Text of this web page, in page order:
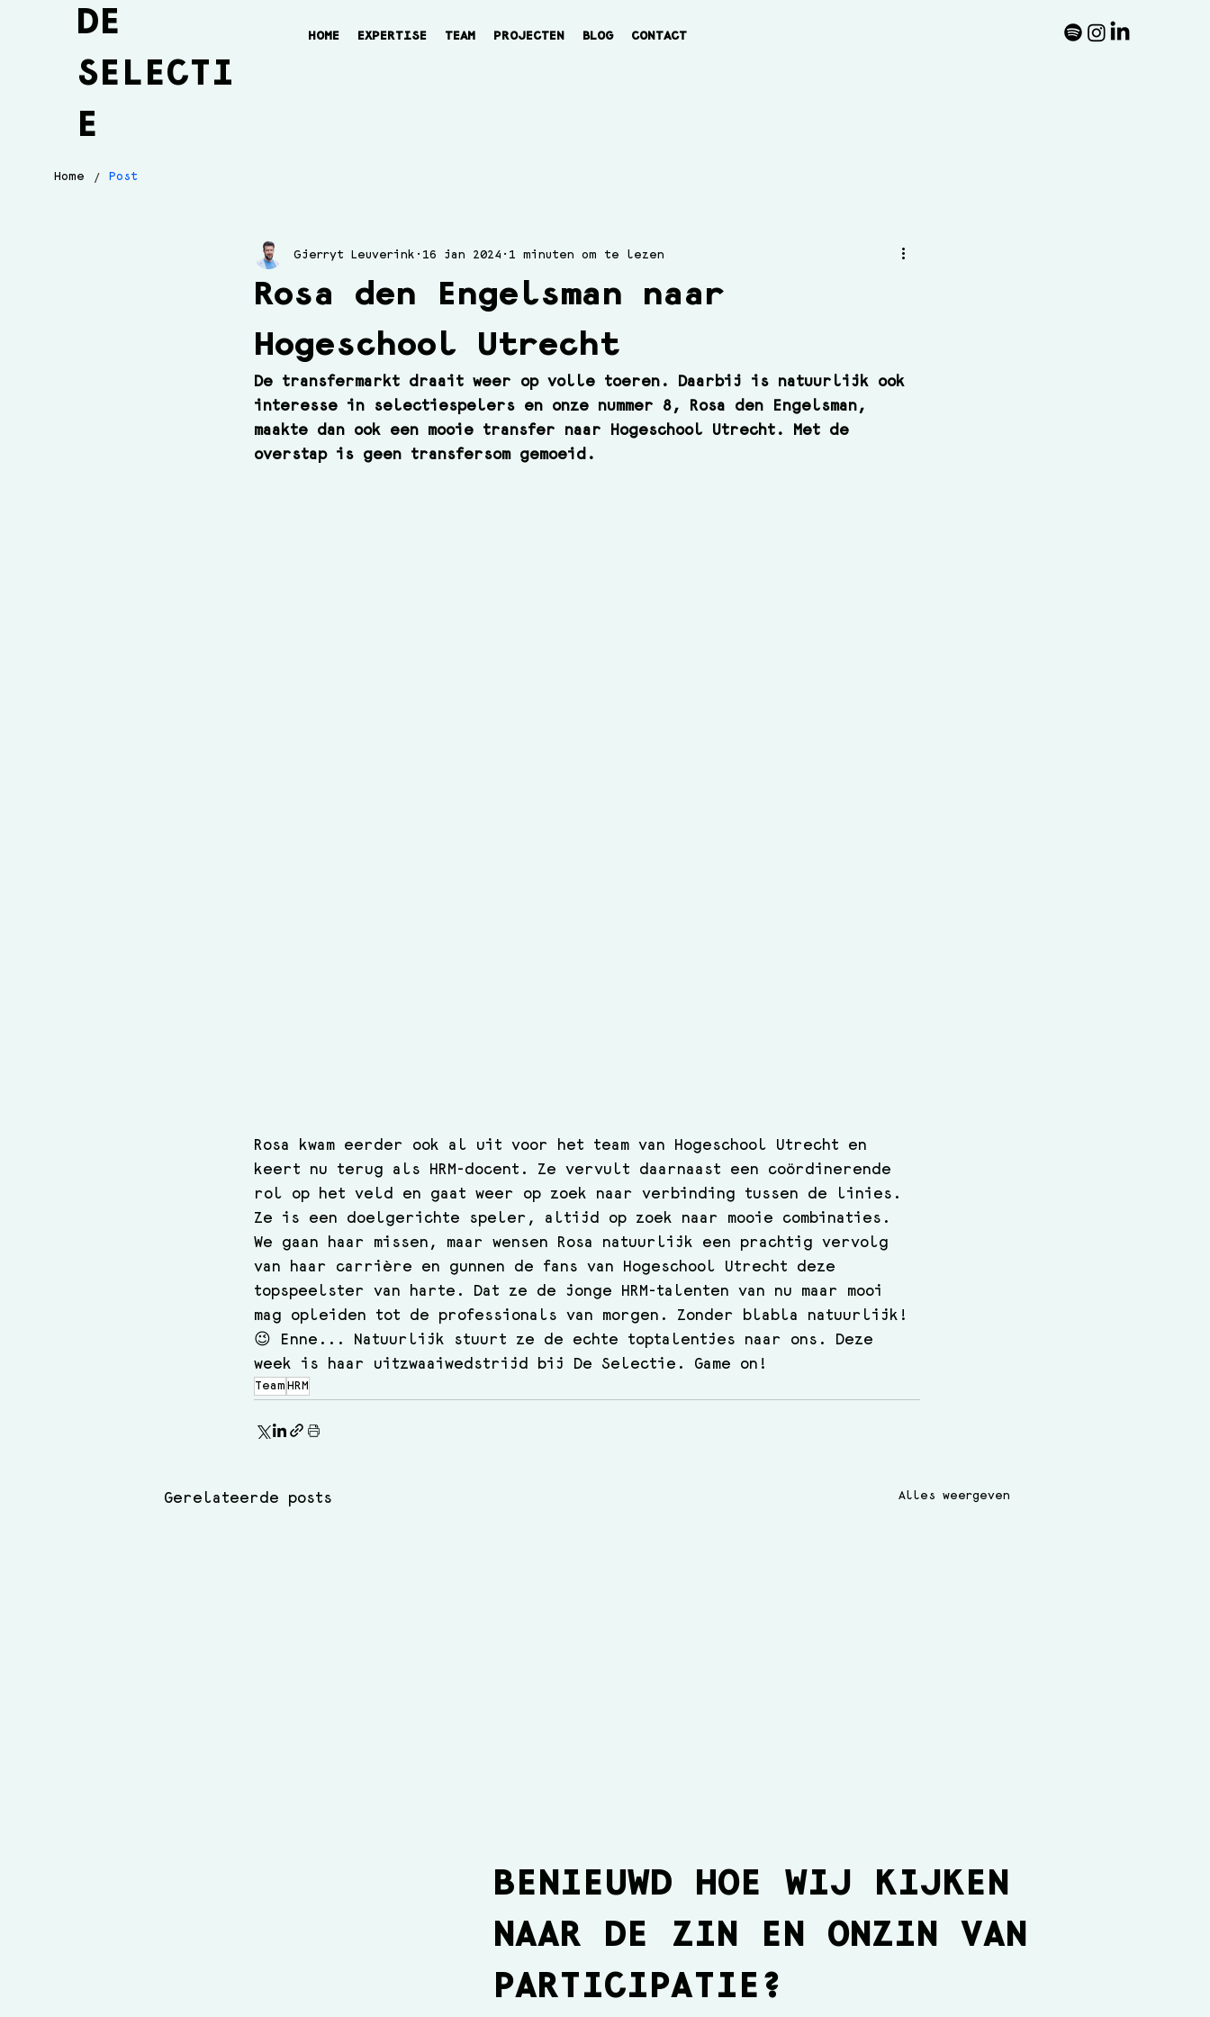
DE
SELECTI
E
HOME EXPERTISE TEAM PROJECTEN BLOG CONTACT
Home / Post
Rosa den Engelsman naar
Hogeschool Utrecht
Gjerryt Leuverink 16 jan 2024 1 minuten om te lezen
De transfermarkt draait weer op volle toeren. Daarbij is natuurlijk ook
interesse in selectiespelers en onze nummer 8, Rosa den Engelsman,
maakte dan ook een mooie transfer naar Hogeschool Utrecht. Met de
overstap is geen transfersom gemoeid.
Rosa kwam eerder ook al uit voor het team van Hogeschool Utrecht en
keert nu terug als HRM-docent. Ze vervult daarnaast een coördinerende
rol op het veld en gaat weer op zoek naar verbinding tussen de linies.
Ze is een doelgerichte speler, altijd op zoek naar mooie combinaties.
We gaan haar missen, maar wensen Rosa natuurlijk een prachtig vervolg
van haar carrière en gunnen de fans van Hogeschool Utrecht deze
topspeelster van harte. Dat ze de jonge HRM-talenten van nu maar mooi
mag opleiden tot de professionals van morgen. Zonder blabla natuurlijk!
😉 Enne... Natuurlijk stuurt ze de echte toptalentjes naar ons. Deze
week is haar uitzwaaiwedstrijd bij De Selectie. Game on!
Team HRM
Gerelateerde posts Alles weergeven
Julia Verlaat bij De
Selectie
Rosa den Engelsman bij
De Selectie
BENIEUWD HOE WIJ KIJKEN
NAAR DE ZIN EN ONZIN VAN
PARTICIPATIE?